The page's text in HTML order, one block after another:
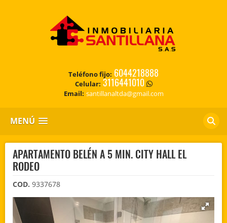
Teléfono fijo: 6044218888
Celular: 3116441010
Email: santillanaltda@gmail.com
MENÚ
APARTAMENTO BELÉN A 5 MIN. CITY HALL EL
RODEO
COD. 9337678